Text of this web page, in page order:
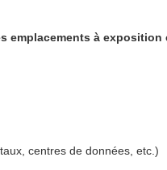
emplacements à exposition
centres de données, etc.)